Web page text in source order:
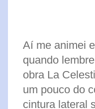
Aí me animei
quando
obra La
um pouco do
cintura lateral